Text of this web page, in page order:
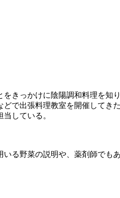
きっかけに陰陽調和料理を知
で出張料理教室を開催してきた
している。
る野菜の説明や、薬剤師で